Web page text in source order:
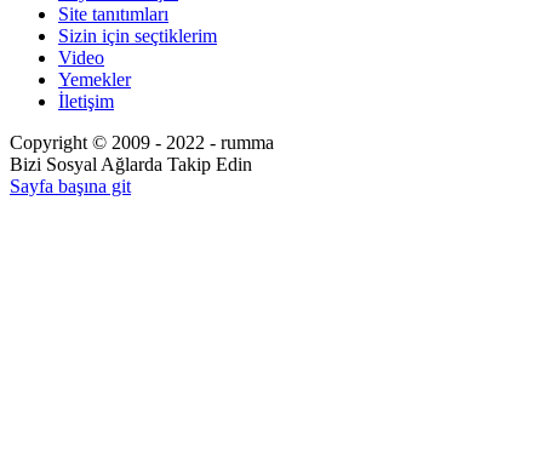
Site tanıtımları
Sizin için seçtiklerim
Video
Yemekler
İletişim
Copyright © 2009 - 2022 - rumma
Bizi Sosyal Ağlarda Takip Edin
Sayfa başına git